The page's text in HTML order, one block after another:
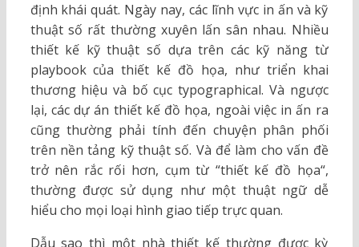
định khái quát. Ngày nay, các lĩnh vực in ấn và kỹ
thuật số rất thường xuyên lấn sân nhau. Nhiều
thiết kế kỹ thuật số dựa trên các kỹ năng từ
playbook của thiết kế đồ họa, như triển khai
thương hiệu và bố cục typographical. Và ngược
lại, các dự án thiết kế đồ họa, ngoài việc in ấn ra
cũng thường phải tính đến chuyện phân phối
trên nền tảng kỹ thuật số. Và để làm cho vấn đề
trở nên rắc rối hơn, cụm từ “thiết kế đồ họa“,
thường được sử dụng như một thuật ngữ dễ
hiểu cho mọi loại hình giao tiếp trực quan.
Dẫu sao thì một nhà thiết kế thường được kỳ